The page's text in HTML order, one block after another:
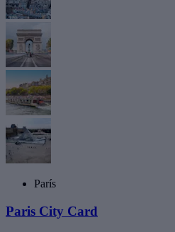
París
Paris City Card